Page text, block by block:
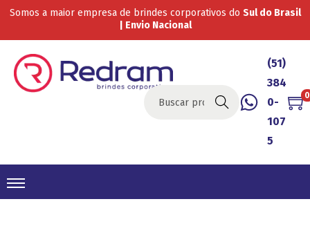
Somos a maior empresa de brindes corporativos do Sul do Brasil
| Envio Nacional
Buscar
(51)
384
0-
107
5
0